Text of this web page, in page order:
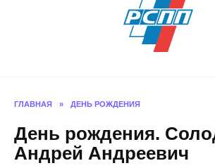
ГЛАВНАЯ » ДЕНЬ РОЖДЕНИЯ
День рождения.
Андрей Андреевич